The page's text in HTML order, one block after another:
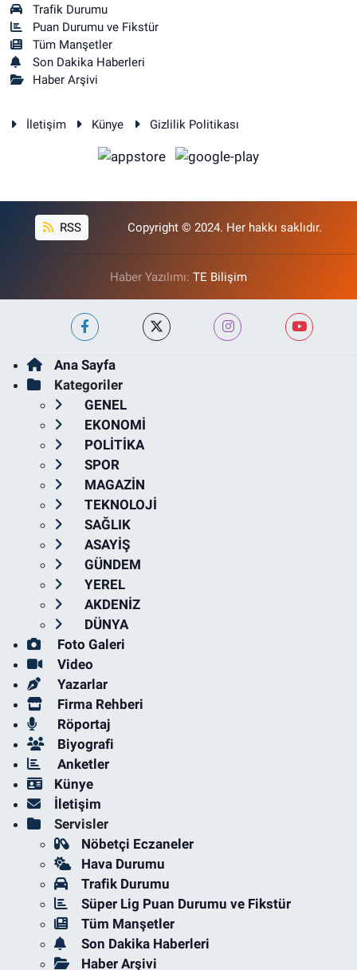
Trafik Durumu
Puan Durumu ve Fikstür
Tüm Manşetler
Son Dakika Haberleri
Haber Arşivi
İletişim Künye Gizlilik Politikası
RSS Copyright © 2024. Her hakkı saklıdır.
Haber Yazılımı: TE Bilişim
Ana Sayfa
Kategoriler
GENEL
EKONOMİ
POLİTİKA
SPOR
MAGAZİN
TEKNOLOJİ
SAĞLIK
ASAYİŞ
GÜNDEM
YEREL
AKDENİZ
DÜNYA
Foto Galeri
Video
Yazarlar
Firma Rehberi
Röportaj
Biyografi
Anketler
Künye
İletişim
Servisler
Nöbetçi Eczaneler
Hava Durumu
Trafik Durumu
Süper Lig Puan Durumu ve Fikstür
Tüm Manşetler
Son Dakika Haberleri
Haber Arşivi